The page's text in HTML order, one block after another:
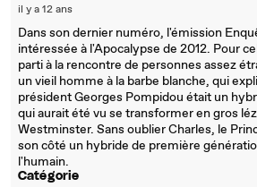
il y a 12 ans
Dans son dernier numéro, l'émission
intéressée à l'Apocalypse de 2012. Pour
parti à la rencontre de personnes assez
un vieil homme à la barbe blanche, qui
président Georges Pompidou était un
qui aurait été vu se transformer en gros
Westminster. Sans oublier Charles, le
son côté un hybride de première
l'humain.
Catégorie